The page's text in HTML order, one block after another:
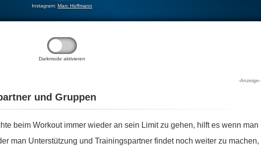
Instagram: Marc Hoffmann
Darkmode aktivieren
-Anzeige-
und Gruppen
beim Workout immer wieder an sein Limit zu gehen, hilft es wenn man
man Unterstützung und Trainingspartner findet noch weiter zu machen,